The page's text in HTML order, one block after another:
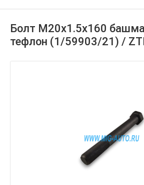
Болт М20х1.5х160
тефлон (1/59903/21) /